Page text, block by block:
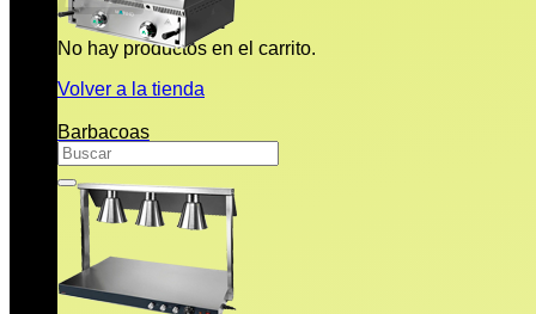
No hay productos en el carrito.
Volver a la tienda
Buscar
por:
Barbacoas